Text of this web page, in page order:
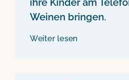
Weinen bringen.
Weiter lesen